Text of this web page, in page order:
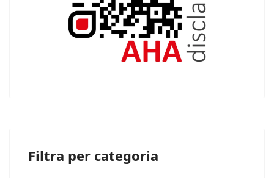
Filtra per categoria